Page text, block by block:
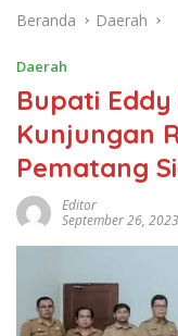
Beranda Daerah
Daerah
Bupati
Kunjungan
Pematang
Editor
September 26, 2023